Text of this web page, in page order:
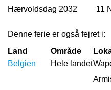
Hærvoldsdag 2032 11
Denne ferie er også fejret i:
Land
Område
Belgien
Hele landet